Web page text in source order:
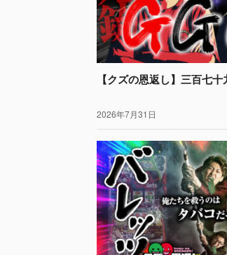
【クズの恩返し】三百七
2026年7月31日